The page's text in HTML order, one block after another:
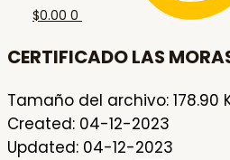
$0.00 0
CERTIFICADO LAS
Tamaño del archivo: 178.90
Created: 04-12-2023
Updated: 04-12-2023